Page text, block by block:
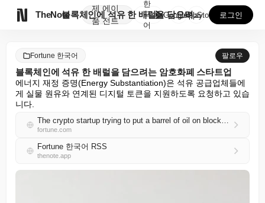
TheNote
제
품
에이
전트
블록체인에 석유 한 배럴을 담으려는 암호화폐 스타트업
한
국
어
GooglePlay
AppStore 로그인
Fortune 한국어 팔로우
블록체인에 석유 한 배럴을 담으려는 암호화폐 스타트업
에너지 재정 증명(Energy Substantiation)은 석유 공급업체들에
게 실물 원유와 연계된 디지털 토큰을 지원하도록 요청하고 있습
니다.
The crypto startup trying to put a barrel of oil on blockchain
fortune.com
Fortune 한국어 RSS
thenote.app